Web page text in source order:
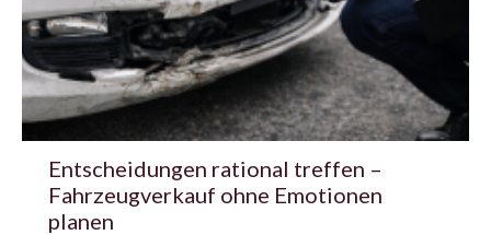
Entscheidungen rational treffen –
Fahrzeugverkauf ohne Emotionen
planen